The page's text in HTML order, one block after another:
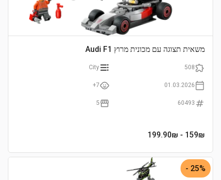
משאית תצוגה עם מכונית מרוץ Audi F1
508
City
01.03.2026
7+
60493
5
159₪
- 199.90₪
25% -